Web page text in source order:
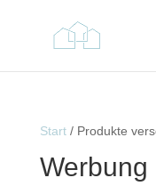
Start/ Produkte
Werbung